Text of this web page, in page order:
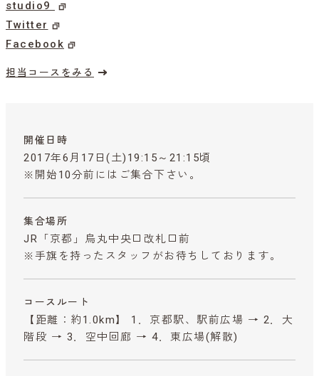
studio9
Twitter
Facebook
担当コースをみる
開催日時
2017年6月17日(土)19:15～21:15頃
※開始10分前にはご集合下さい。
集合場所
JR「京都」烏丸中央口改札口前
※手旗を持ったスタッフがお待ちしております。
コースルート
【距離：約1.0km】 1．京都駅、駅前広場 → 2．大
階段 → 3．空中回廊 → 4．東広場(解散)